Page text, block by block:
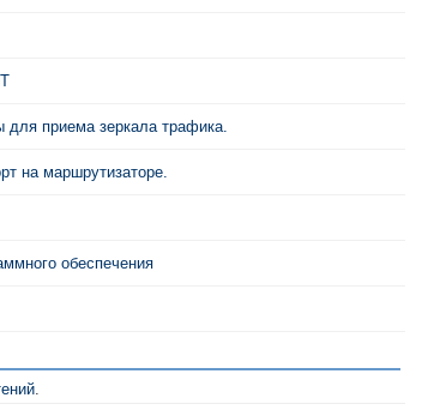
для приема зеркала трафика.
на маршрутизаторе.
обеспечения